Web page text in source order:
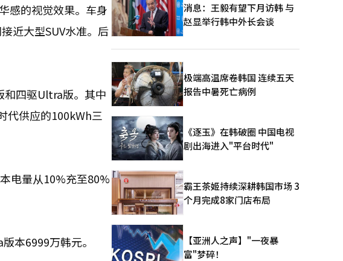
感的视觉效果。车身
近大型SUV水准。后
和四驱Ultra版。其中
代供应的100kWh三
电量从10%充至80%
本6999万韩元。
消息：王毅有望下月访韩 与
赵显举行韩中外长会谈
极端高温席卷韩国 连续五天
报告中暑死亡病例
《逐玉》在韩破圈 中国电视
剧出海进入"平台时代"
霸王茶姬持续深耕韩国市场 3
个月完成8家门店布局
【亚洲人之声】"一夜暴
富"梦碎！